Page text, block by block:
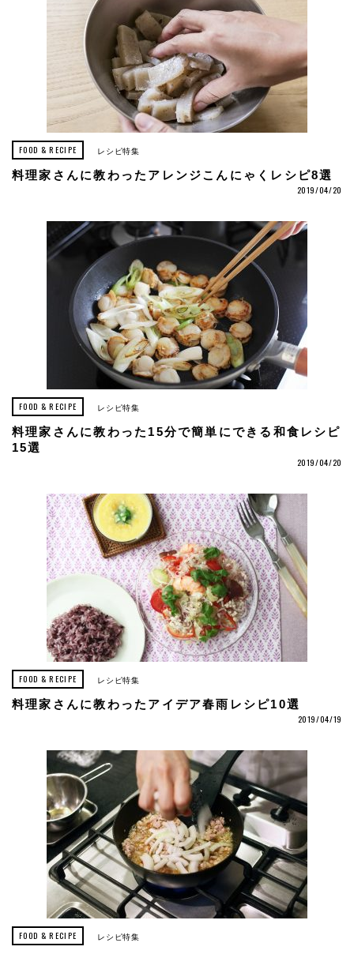
FOOD & RECIPE レシピ特集
料理家さんに教わったアレンジこんにゃくレシピ8選
2019/04/20
FOOD & RECIPE レシピ特集
料理家さんに教わった15分で簡単にできる和食レシピ
15選
2019/04/20
FOOD & RECIPE レシピ特集
料理家さんに教わったアイデア春雨レシピ10選
2019/04/19
FOOD & RECIPE レシピ特集